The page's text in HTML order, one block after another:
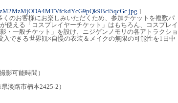
]
のお客様にお楽しみいただくため、参加チケットを複数パ
使える「コスプレイヤーチケット」はもちろん、コスプレイ
・一般チケット」を設け、ニジゲンノモリの各アトラクショ
できる世界観×自慢の衣装＆メイクの無限の可能性を1日中
影可能時間）
淡路市楠本2425-2）